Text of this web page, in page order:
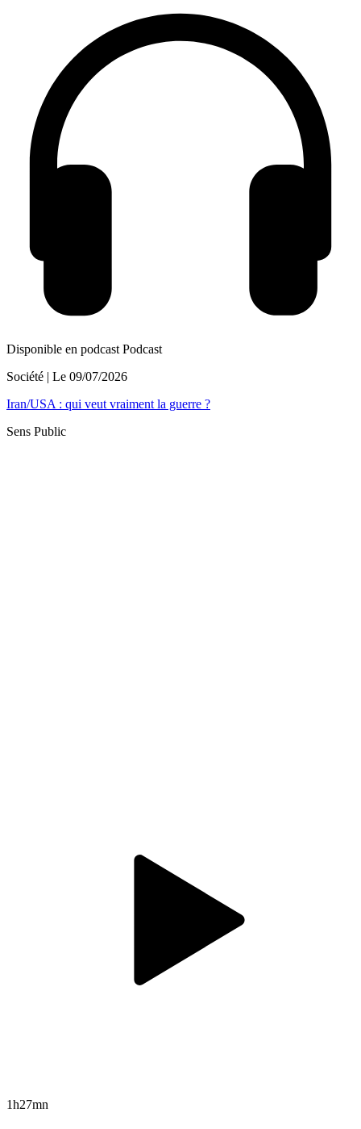
Disponible en podcast Podcast
Société | Le 09/07/2026
Iran/USA : qui veut vraiment la guerre ?
Sens Public
1h27mn